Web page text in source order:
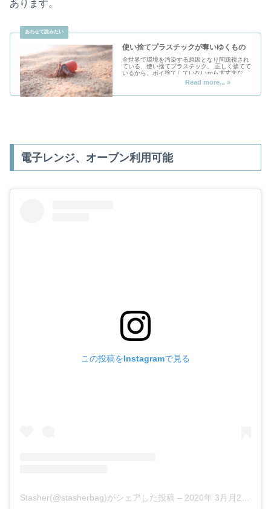
あります。
使い捨てプラスチックが奪いゆくもの
全世界で環境を汚染する原因となり問題視され
ている、使い捨てプラスチック。 正しく捨てて
いるから、ポイ捨てしていないから大丈夫なの
でしょうか…？ プラスチックの本当の問題点を
知り、行動に変えていきましょう！
電子レンジ、オーブン利用可能
この投稿をInstagramで見る
Stasher(@stasherbag)がシェアした投稿 – 2020年 3月月21日午前8時01分PDT